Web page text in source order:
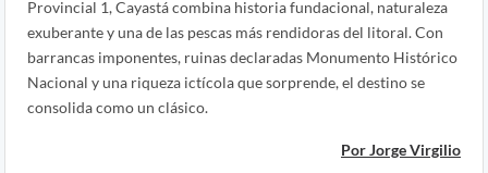
Provincial 1, Cayastá combina historia fundacional, naturaleza
exuberante y una de las pescas más rendidoras del litoral. Con
barrancas imponentes, ruinas declaradas Monumento Histórico
Nacional y una riqueza ictícola que sorprende, el destino se
consolida como un clásico.
Por Jorge Virgilio